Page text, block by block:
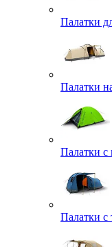
Палатки
Палатки
Палатки с
Палатки с